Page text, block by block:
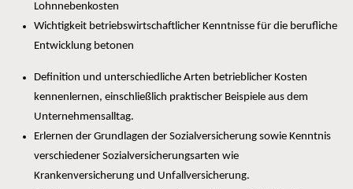
Lohnnebenkosten
Wichtigkeit betriebswirtschaftlicher Kenntnisse für die berufliche
Entwicklung betonen
Definition und unterschiedliche Arten betrieblicher Kosten
kennenlernen, einschließlich praktischer Beispiele aus dem
Unternehmensalltag.
Erlernen der Grundlagen der Sozialversicherung sowie Kenntnis
verschiedener Sozialversicherungsarten wie
Krankenversicherung und Unfallversicherung.